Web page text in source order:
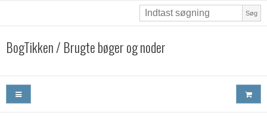
Søg
BogTikken / Brugte bøger og noder